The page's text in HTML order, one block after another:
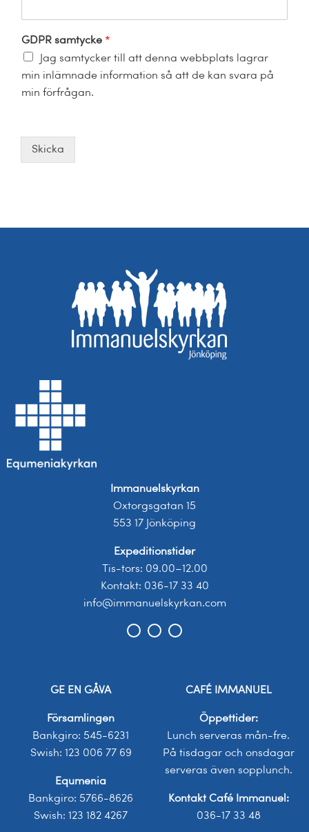
SÖK
EFTER:
GDPR samtycke *
Jag samtycker till att denna webbplats lagrar
min inlämnade information så att de kan svara på
min förfrågan.
Skicka
Immanuelskyrkan
Oxtorgsgatan 15
553 17 Jönköping
Expeditionstider
Tis-tors: 09.00–12.00
Kontakt: 036-17 33 40
info@immanuelskyrkan.com
GE EN GÅVA
Församlingen
Bankgiro: 545-6231
Swish: 123 006 77 69
Equmenia
Bankgiro: 5766-8626
Swish: 123 182 4267
CAFÉ IMMANUEL
Öppettider:
Lunch serveras mån-fre.
På tisdagar och onsdagar
serveras även sopplunch.
Kontakt Café Immanuel:
036-17 33 48